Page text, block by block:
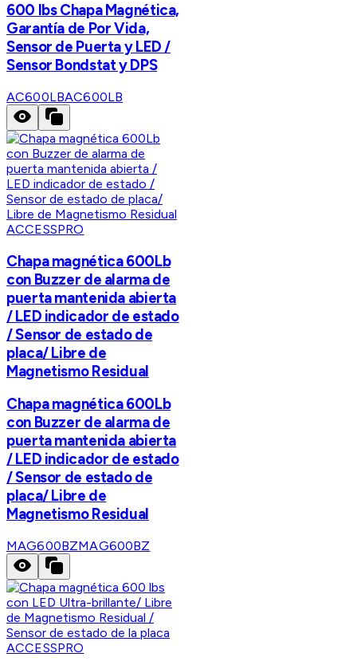
600 lbs Chapa Magnética,
Garantía de Por Vida,
Sensor de Puerta y LED /
Sensor Bondstat y DPS
AC600LBAC600LB
ACCESSPRO
Chapa magnética 600Lb
con Buzzer de alarma de
puerta mantenida abierta
/ LED indicador de estado
/ Sensor de estado de
placa/ Libre de
Magnetismo Residual
Chapa magnética 600Lb
con Buzzer de alarma de
puerta mantenida abierta
/ LED indicador de estado
/ Sensor de estado de
placa/ Libre de
Magnetismo Residual
MAG600BZMAG600BZ
ACCESSPRO